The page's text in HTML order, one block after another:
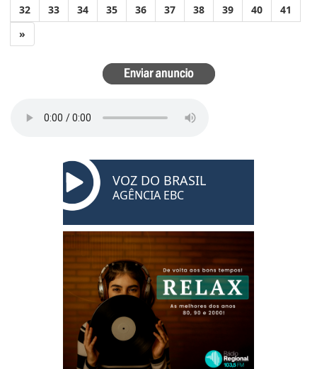
32
33 34 35 36 37 38 39 40
41
»
VOZ DO BRASIL
AGÊNCIA EBC